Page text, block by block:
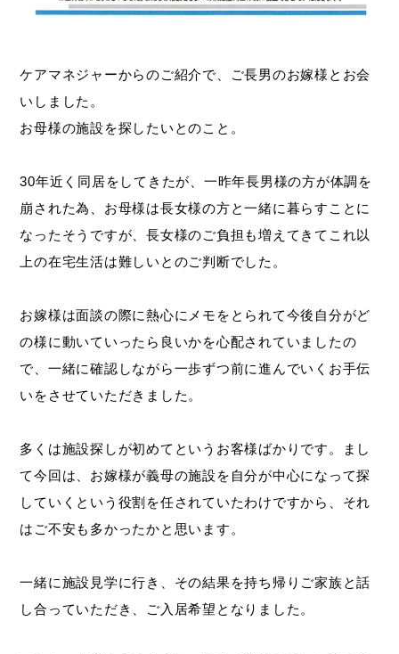
ケアマネジャーからのご紹介で、ご長男のお嫁様とお会
いしました。
お母様の施設を探したいとのこと。
30年近く同居をしてきたが、一昨年長男様の方が体調を
崩された為、お母様は長女様の方と一緒に暮らすことに
なったそうですが、長女様のご負担も増えてきてこれ以
上の在宅生活は難しいとのご判断でした。
お嫁様は面談の際に熱心にメモをとられて今後自分がど
の様に動いていったら良いかを心配されていましたの
で、一緒に確認しながら一歩ずつ前に進んでいくお手伝
いをさせていただきました。
多くは施設探しが初めてというお客様ばかりです。まし
て今回は、お嫁様が義母の施設を自分が中心になって探
していくという役割を任されていたわけですから、それ
はご不安も多かったかと思います。
一緒に施設見学に行き、その結果を持ち帰りご家族と話
し合っていただき、ご入居希望となりました。